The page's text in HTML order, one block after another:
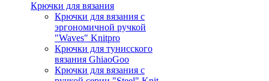
Крючки для вязания
Крючки для вязания с
эргономичной ручкой
"Waves" Knitpro
Крючки для тунисского
вязания GhiaoGoo
Крючки для вязания с